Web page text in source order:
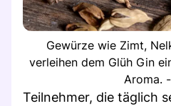
Gewürze wie Zimt,
verleihen dem Glüh Gin
Aroma.
Teilnehmer, die täglich